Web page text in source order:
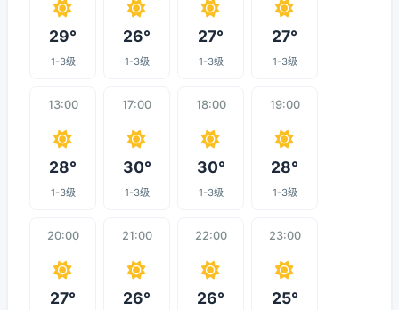
29°
1-3级
26°
1-3级
27°
1-3级
27°
1-3级
13:00
28°
1-3级
17:00
30°
1-3级
18:00
30°
1-3级
19:00
28°
1-3级
20:00
27°
21:00
26°
22:00
26°
23:00
25°